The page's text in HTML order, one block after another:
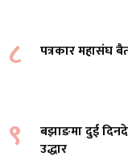
८ पत्रकार महासंघ
९
बझाङमा दुई
उद्धार